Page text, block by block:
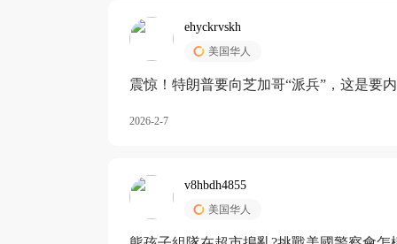
ehyckrvskh
美国华人
震惊！特朗普要向芝加哥“派兵”，这是要
2026-2-7
v8hbdh4855
美国华人